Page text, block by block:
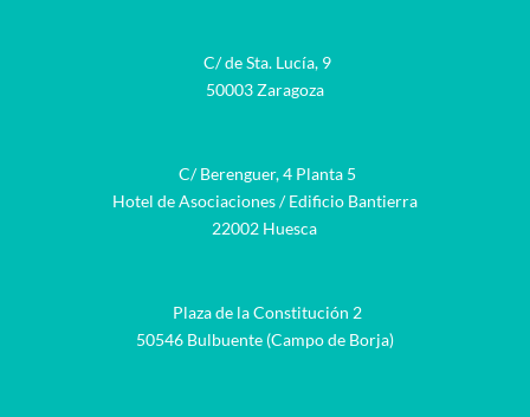
C/ de Sta. Lucía, 9
50003 Zaragoza
C/ Berenguer, 4 Planta 5
Hotel de Asociaciones / Edificio Bantierra
22002 Huesca
Plaza de la Constitución 2
50546 Bulbuente (Campo de Borja)